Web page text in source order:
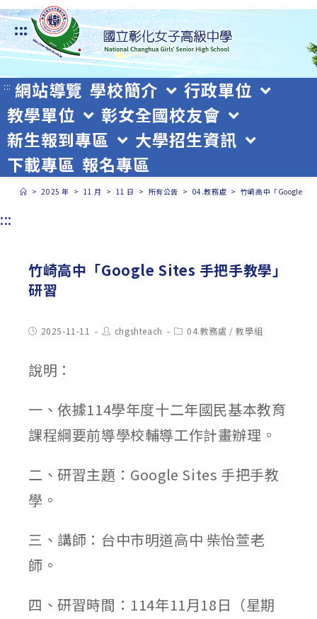
跳
轉
至
主
要
內
容
:::
::: 網站導覽 學校簡介
行政單位
教學單位
彰女全國校友會
新生報到專區
大學招生資訊
下載專區 報名專區
> 2025 年 > 11 月 > 11 日 > 所有公告 > 04.教務處 > 竹崎高中「Google
:::
竹崎高中「Google Sites 手把手教學」
研習
Post2025-11-11
Post
author:
chgshteach
Post04.教務處 / 教學組
說明：
一、依據114學年度十二年國民基本教育
課程綱要前導學校輔導工作計畫辦理。
二、研習主題：Google Sites 手把手教
學。
三、講師：台中市明道高中 柴怡萱老
師。
四、研習時間：114年11月18日（星期